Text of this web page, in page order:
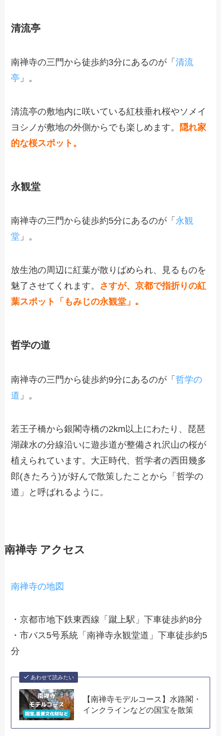
清流亭
南禅寺の三門から徒歩約3分にあるのが「清流
亭 」。
清流亭の敷地内に咲いている紅枝垂れ桜やソメイ
ヨシノが敷地の外側からでも楽しめます。 隠れ家
的な桜スポット。
永観堂
南禅寺の三門から徒歩約5分にあるのが「 永観
堂 」。
放生池の周辺に紅葉が散りばめられ、見るものを
魅了させてくれます。 さすが、京都で指折りの紅
葉スポット「もみじの永観堂」｡
哲学の道
南禅寺の三門から徒歩約9分にあるのが「哲学の
道 」。
若王子橋から銀閣寺橋の2km以上にわたり、琵琶
湖疎水の分線沿いに遊歩道が整備され沢山の桜が
植えられています。大正時代、哲学者の西田幾多
郎(きたろう)が好んで散策したことから「哲学の
道」と呼ばれるように。
南禅寺 アクセス
南禅寺の地図
・京都市地下鉄東西線「蹴上駅」下車徒歩約8分
・市バス5号系統「南禅寺永観堂道」下車徒歩約5
分
あわせて読みたい
【南禅寺モデルコース】水路閣・
インクラインなどの国宝を散策